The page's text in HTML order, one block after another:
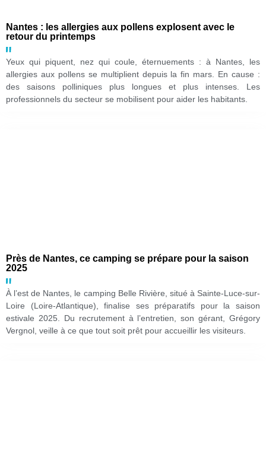
Nantes : les allergies aux pollens explosent avec le
retour du printemps
Yeux qui piquent, nez qui coule, éternuements : à Nantes, les
allergies aux pollens se multiplient depuis la fin mars. En cause :
des saisons polliniques plus longues et plus intenses. Les
professionnels du secteur se mobilisent pour aider les habitants.
Près de Nantes, ce camping se prépare pour la saison
2025
À l’est de Nantes, le camping Belle Rivière, situé à Sainte-Luce-sur-
Loire (Loire-Atlantique), finalise ses préparatifs pour la saison
estivale 2025. Du recrutement à l’entretien, son gérant, Grégory
Vergnol, veille à ce que tout soit prêt pour accueillir les visiteurs.